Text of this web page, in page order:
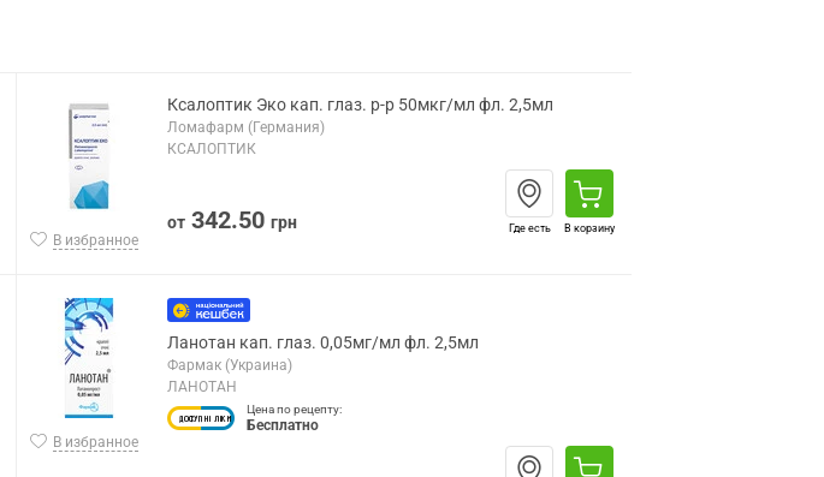
В избранное
Ксалоптик Эко кап. глаз. р-р 50мкг/мл фл. 2,5мл
Ломафарм (Германия)
КСАЛОПТИК
от 342.50 грн Где есть В корзину
В избранное
Ланотан кап. глаз. 0,05мг/мл фл. 2,5мл
Фармак (Украина)
ЛАНОТАН
Цена по рецепту:
Бесплатно